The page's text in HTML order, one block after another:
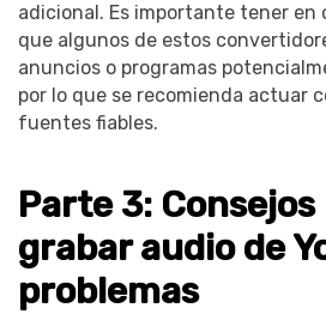
adicional. Es importante tener en
que algunos de estos
anuncios o programas
por lo que se recomienda actuar
fuentes fiables.
Parte 3:
grabar audio de
problemas